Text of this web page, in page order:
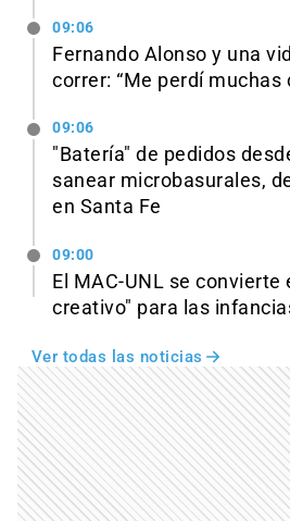
09:06
Fernando Alonso y una
correr: “Me perdí muchas
09:06
"Batería" de pedidos
sanear microbasurales,
en Santa Fe
09:00
El MAC-UNL se
creativo" para las
Ver todas las noticias